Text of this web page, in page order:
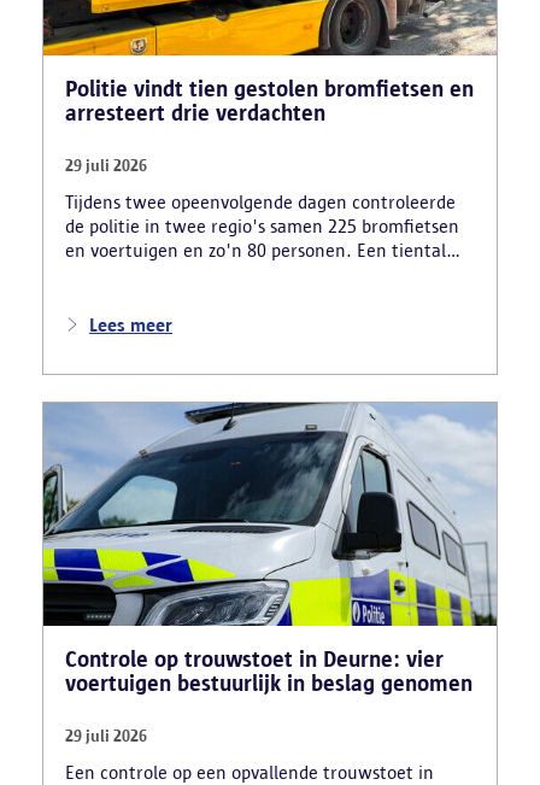
Politie vindt tien gestolen bromfietsen en
arresteert drie verdachten
29 juli 2026
Tijdens twee opeenvolgende dagen controleerde
de politie in twee regio's samen 225 bromfietsen
en voertuigen en zo'n 80 personen. Een tiental
beslag genomen. Daarnaast arresteerde de politie
motorblokken en inbrekersmateriaal gevonden.
Lees meer
Controle op trouwstoet in Deurne: vier
voertuigen bestuurlijk in beslag genomen
29 juli 2026
Een controle op een opvallende trouwstoet in